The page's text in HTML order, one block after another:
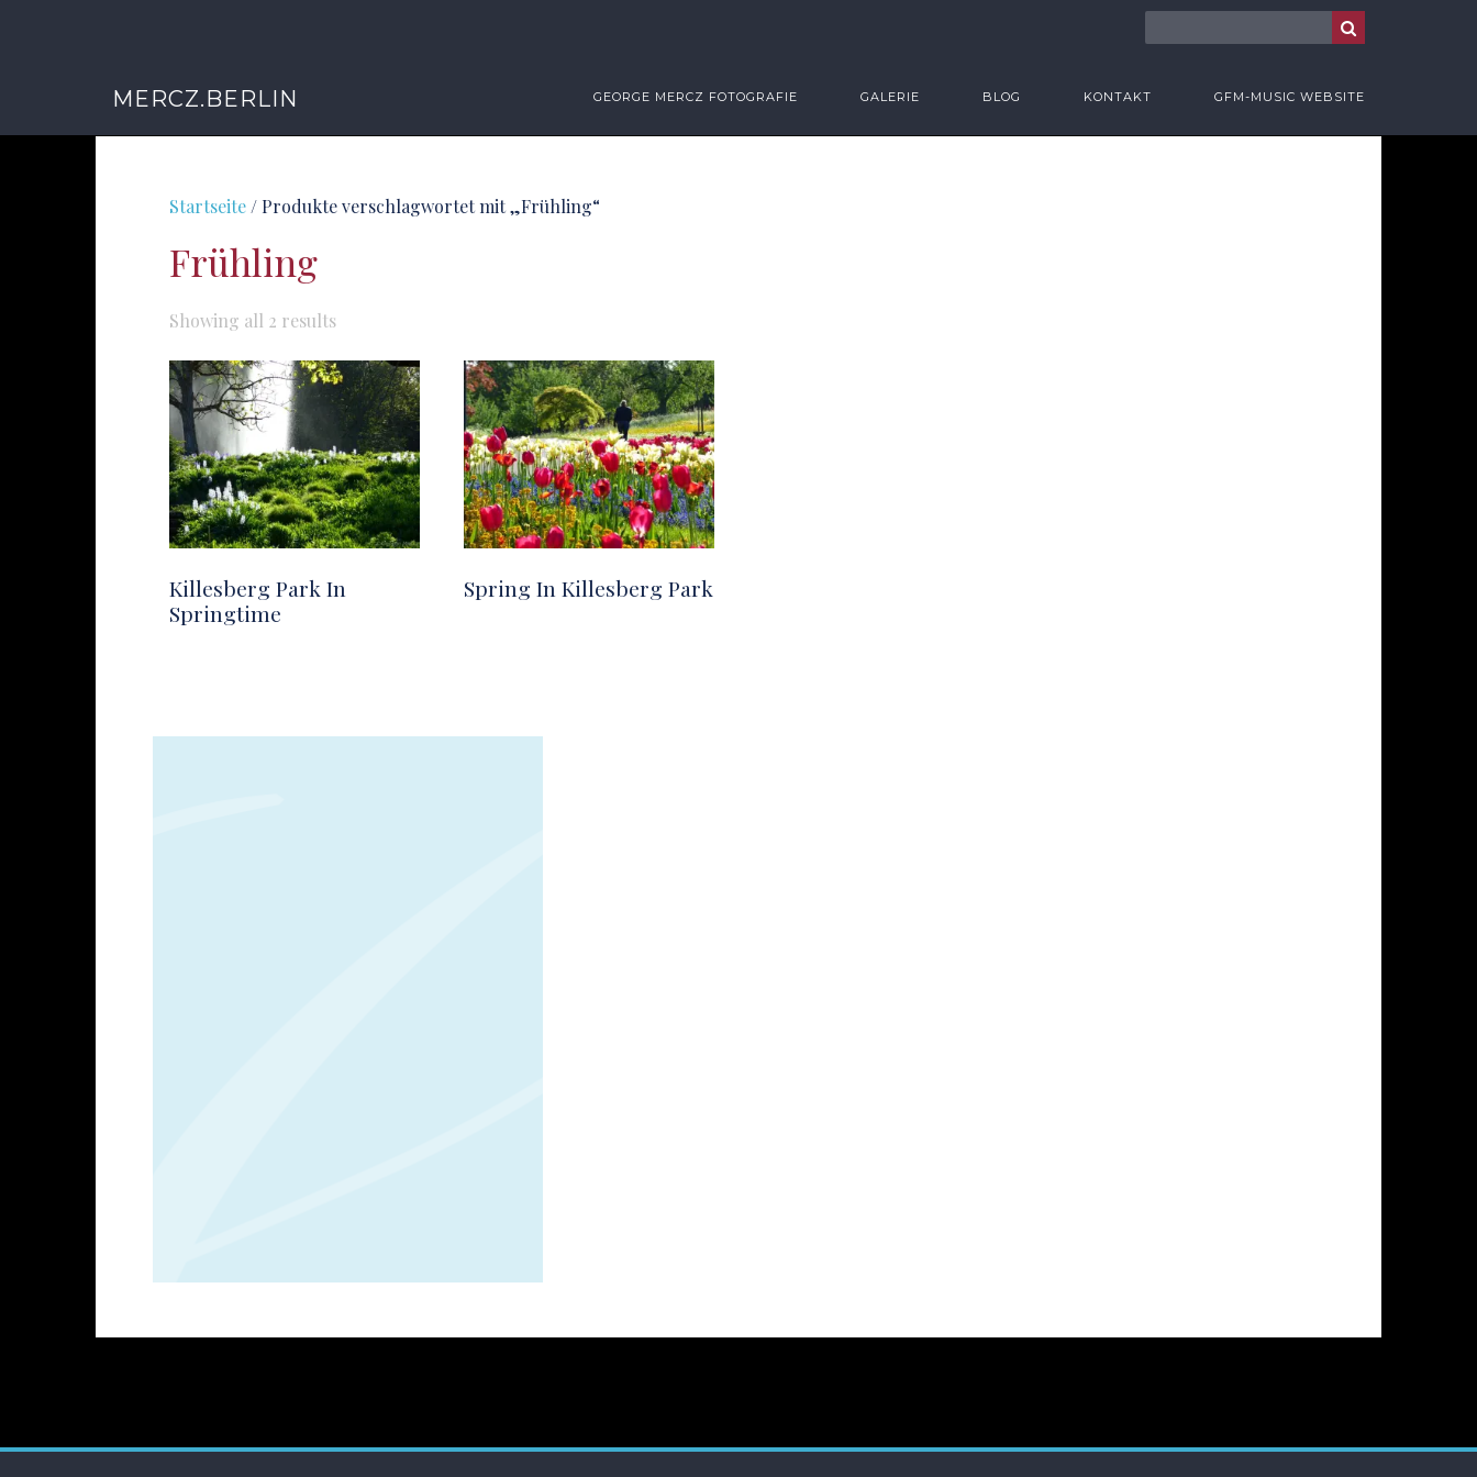
MERCZ.BERLIN GEORGE MERCZ FOTOGRAFIE GALERIE BLOG KONTAKT GFM-MUSIC WEBSITE
Startseite / Produkte verschlagwortet mit „Frühling“
Frühling
Showing all 2 resultsSorted
by
latest
Killesberg Park In
Springtime
Spring In Killesberg Park